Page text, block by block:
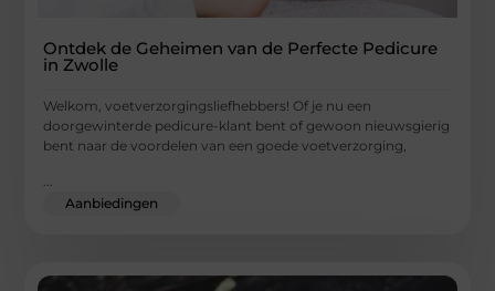
Ontdek de Geheimen van de Perfecte Pedicure
in Zwolle
Welkom, voetverzorgingsliefhebbers! Of je nu een
doorgewinterde pedicure-klant bent of gewoon nieuwsgierig
bent naar de voordelen van een goede voetverzorging,
...
Aanbiedingen